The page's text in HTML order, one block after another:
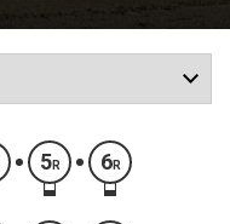
5R 6R